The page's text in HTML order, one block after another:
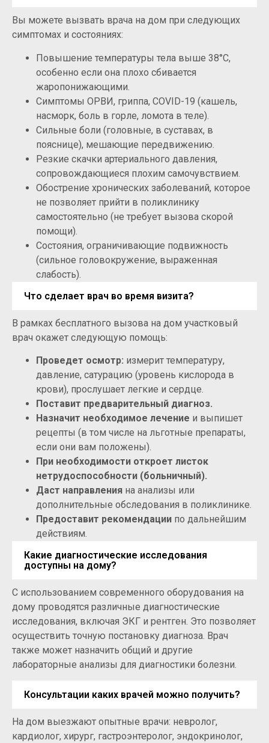
Вы можете вызвать врача на дом при следующих
симптомах и состояниях:
Повышение температуры тела выше 38°C,
особенно если она плохо сбивается
жаропонижающими.
Симптомы ОРВИ, гриппа, COVID-19 (кашель,
насморк, боль в горле, ломота в теле).
Сильные боли (головные, в суставах, в
пояснице), мешающие передвижению.
Резкие скачки артериального давления,
сопровождающиеся плохим самочувствием.
Обострение хронических заболеваний, которое
не позволяет прийти в поликлинику
самостоятельно (не требует вызова скорой
помощи).
Состояния, ограничивающие подвижность
(сильное головокружение, выраженная
слабость).
Что сделает врач во время визита?
В рамках бесплатного вызова на дом участковый
врач окажет следующую помощь:
Проведет осмотр: измерит температуру,
давление, сатурацию (уровень кислорода в
крови), прослушает легкие и сердце.
Поставит предварительный диагноз.
Назначит необходимое лечение и выпишет
рецепты (в том числе на льготные препараты,
если они вам положены).
При необходимости откроет листок
нетрудоспособности (больничный).
Даст направления на анализы или
дополнительные обследования в поликлинике.
Предоставит рекомендации по дальнейшим
действиям.
Какие диагностические исследования
доступны на дому?
С использованием современного оборудования на
дому проводятся различные диагностические
исследования, включая ЭКГ и рентген. Это позволяет
осуществить точную постановку диагноза. Врач
также может назначить общий и другие
лабораторные анализы для диагностики болезни.
Консультации каких врачей можно получить?
На дом выезжают опытные врачи: невролог,
кардиолог, хирург, гастроэнтеролог, эндокринолог,